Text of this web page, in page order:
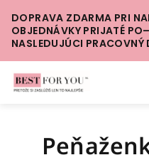
na
obsah
DOPRAVA ZDARMA PRI
OBJEDNÁVKY PRIJATÉ
NASLEDUJÚCI PRACOVNÝ